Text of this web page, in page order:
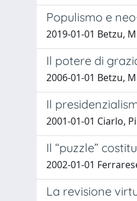
Populismo e
2019-01-01 Betzu,
Il potere di
2006-01-01 Betzu,
Il
2001-01-01 Ciarlo,
Il “puzzle”
2002-01-01
La revisione